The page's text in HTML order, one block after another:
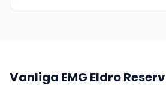
Vanliga EMG Eldro